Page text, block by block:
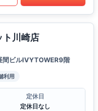
ト川崎店
間ビルIVYTOWER9階
利用
定休日
定休日なし